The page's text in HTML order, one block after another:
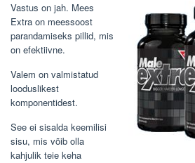
Vastus on jah. Mees
Extra on meessoost
parandamiseks pillid, mis
on efektiivne.
Valem on valmistatud
looduslikest
komponentidest.
See ei sisalda keemilisi
sisu, mis võib olla
kahjulik teie keha